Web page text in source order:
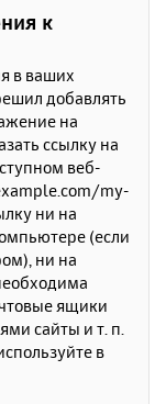
к
в ваших
добавлять
на
ссылку на
веб-
my-
ни на
(если
ни на
ящики
сайты и т. п.
в